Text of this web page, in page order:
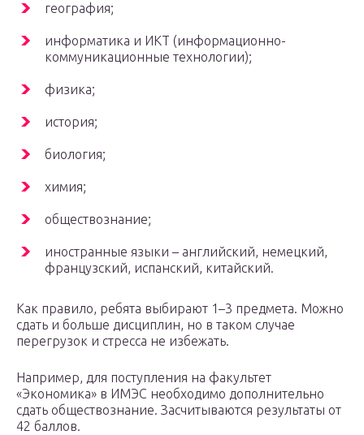
география;
информатика и ИКТ (информационно-
коммуникационные технологии);
физика;
история;
биология;
химия;
обществознание;
иностранные языки – английский, немецкий,
французский, испанский, китайский.
Как правило, ребята выбирают 1–3 предмета. Можно
сдать и больше дисциплин, но в таком случае
перегрузок и стресса не избежать.
Например, для поступления на факультет
«Экономика» в ИМЭС необходимо дополнительно
сдать обществознание. Засчитываются результаты от
42 баллов.